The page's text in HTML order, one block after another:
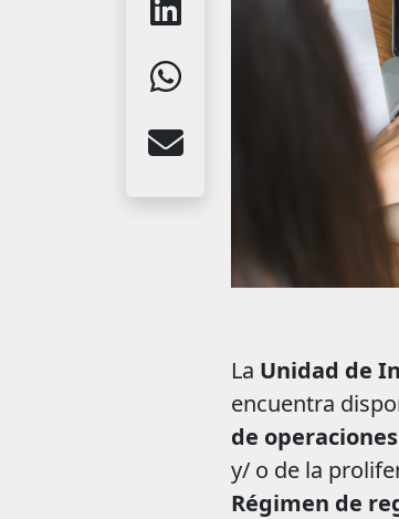
La Unidad de
encuentra
de
y/ o de la
Régimen de